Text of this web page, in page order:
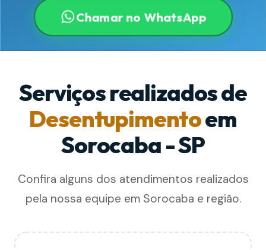
Chamar no WhatsApp
Serviços realizados de
Desentupimentoem
Sorocaba - SP
Confira alguns dos atendimentos realizados
pela nossa equipe em Sorocaba e região.